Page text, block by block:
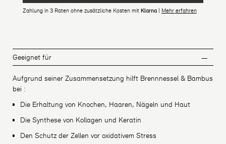
Zahlung in 3 Raten ohne zusätzliche Kosten mit Klarna| Mehr erfahren
Geeignet für
Aufgrund seiner Zusammensetzung hilft Brennnessel & Bambus
bei :
Die Erhaltung von Knochen, Haaren, Nägeln und Haut
Die Synthese von Kollagen und Keratin
Den Schutz der Zellen vor oxidativem Stress